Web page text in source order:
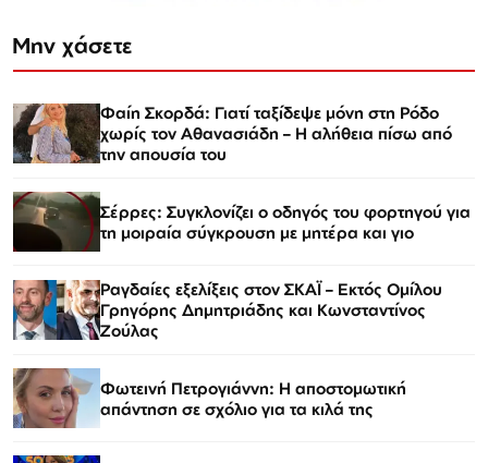
Μην χάσετε
Φαίη Σκορδά: Γιατί ταξίδεψε μόνη στη Ρόδο
χωρίς τον Αθανασιάδη – Η αλήθεια πίσω από
την απουσία του
Σέρρες: Συγκλονίζει ο οδηγός του φορτηγού για
τη μοιραία σύγκρουση με μητέρα και γιο
Ραγδαίες εξελίξεις στον ΣΚΑΪ – Εκτός Ομίλου
Γρηγόρης Δημητριάδης και Κωνσταντίνος
Ζούλας
Φωτεινή Πετρογιάννη: Η αποστομωτική
απάντηση σε σχόλιο για τα κιλά της